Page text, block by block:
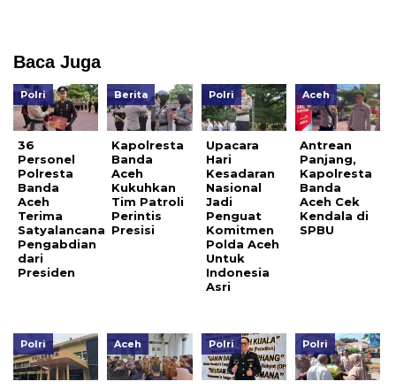
Baca Juga
Polri
36
Personel
Polresta
Banda
Aceh
Terima
Satyalancana
Pengabdian
dari
Presiden
Berita
Kapolresta
Banda
Aceh
Kukuhkan
Tim Patroli
Perintis
Presisi
Polri
Upacara
Hari
Kesadaran
Nasional
Jadi
Penguat
Komitmen
Polda Aceh
Untuk
Indonesia
Asri
Aceh
Antrean
Panjang,
Kapolresta
Banda
Aceh Cek
Kendala di
SPBU
Polri Aceh Polri Polri